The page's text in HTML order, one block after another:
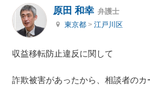
原田 和幸 弁護士
東京都 > 江戸川区
収益移転防止違反に関して
詐欺被害があったから、相談者の